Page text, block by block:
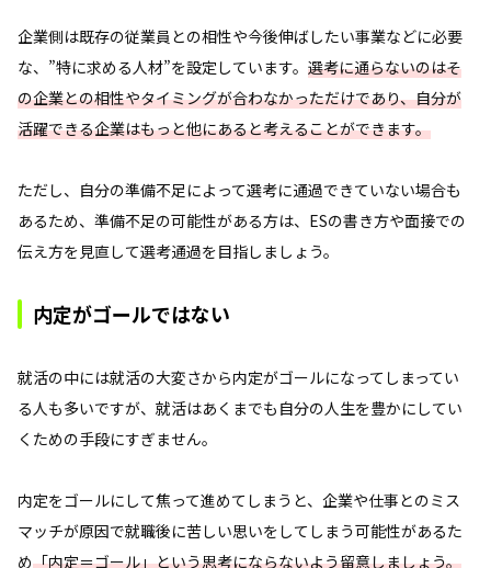
企業側は既存の従業員との相性や今後伸ばしたい事業などに必要
な、”特に求める人材”を設定しています。 選考に通らないのはそ
の企業との相性やタイミングが合わなかっただけであり、自分が
活躍できる企業はもっと他にあると考えることができます。
ただし、自分の準備不足によって選考に通過できていない場合も
あるため、準備不足の可能性がある方は、ESの書き方や面接での
伝え方を見直して選考通過を目指しましょう。
内定がゴールではない
就活の中には就活の大変さから内定がゴールになってしまってい
る人も多いですが、就活はあくまでも自分の人生を豊かにしてい
くための手段にすぎません。
内定をゴールにして焦って進めてしまうと、企業や仕事とのミス
マッチが原因で就職後に苦しい思いをしてしまう可能性があるた
め「内定＝ゴール」という思考にならないよう留意しましょう。